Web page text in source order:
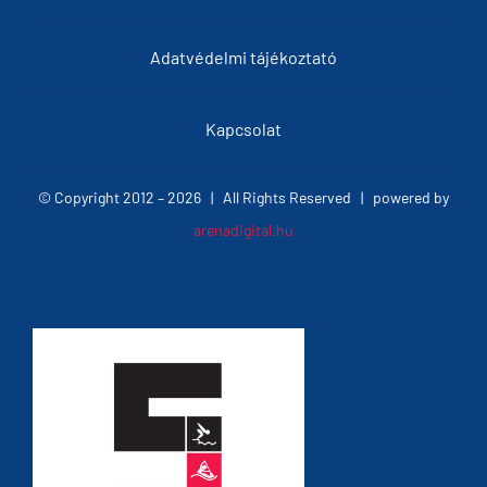
Adatvédelmi tájékoztató
Kapcsolat
© Copyright 2012 –2026 | All Rights Reserved | powered by
arenadigital.hu